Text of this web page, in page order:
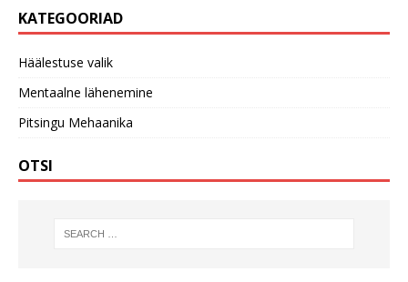
KATEGOORIAD
Häälestuse valik
Mentaalne lähenemine
Pitsingu Mehaanika
OTSI